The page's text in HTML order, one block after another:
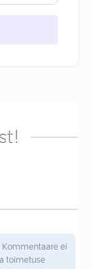
Kommentaare ei
toimetuse